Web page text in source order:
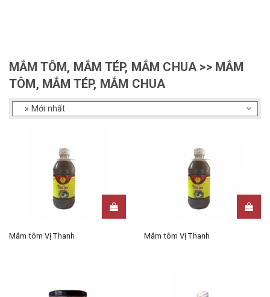
MẮM TÔM, MẮM TÉP, MẮM CHUA >> MẮM
TÔM, MẮM TÉP, MẮM CHUA
Mắm tôm Vị Thanh Mắm tôm Vị Thanh